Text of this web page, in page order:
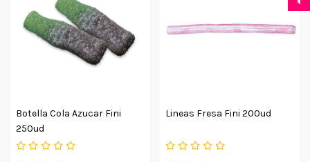
Botella Cola Azucar Fini
250ud
Lineas Fresa Fini 200ud